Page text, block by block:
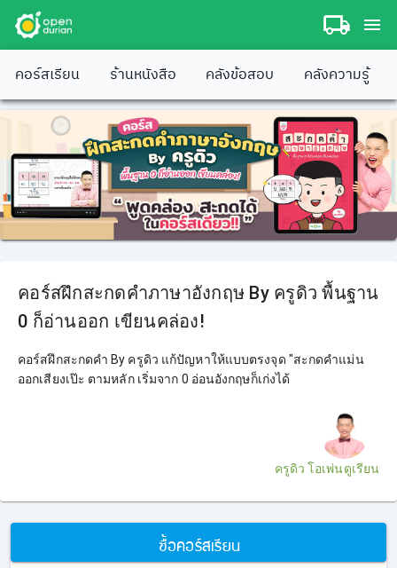
คอร์สเรียน ร้านหนังสือ คลังข้อสอบ คลังความรู้
คอร์สฝึกสะกดคำภาษาอังกฤษ By ครูดิว พื้นฐาน
0 ก็อ่านออก เขียนคล่อง!
คอร์สฝึกสะกดคำ By ครูดิว แก้ปัญหาให้แบบตรงจุด "สะกดคำแม่น
ออกเสียงเป๊ะ ตามหลัก เริ่มจาก 0 อ่อนอังกฤษก็เก่งได้
ครูดิว โอเพ่นดูเรียน
ซื้อคอร์สเรียน